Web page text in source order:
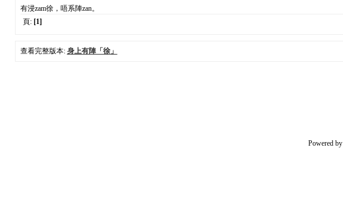
有浸zam徐，唔系陣zan。
頁: [1]
查看完整版本: 身上有陣「徐」
Powered by